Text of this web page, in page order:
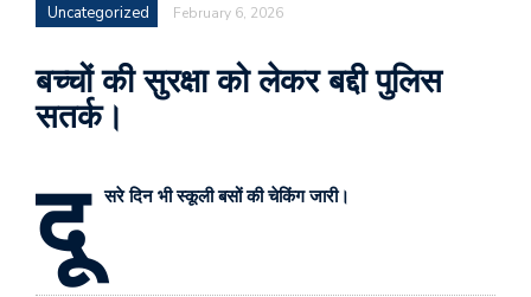
Uncategorized February 6, 2026
बच्चों की सुरक्षा को लेकर बद्दी पुलिस
सतर्क।
दू सरे दिन भी स्कूली बसों की चेकिंग जारी।